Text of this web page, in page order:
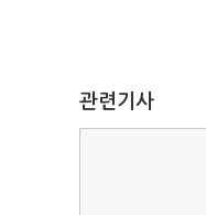
관련기사